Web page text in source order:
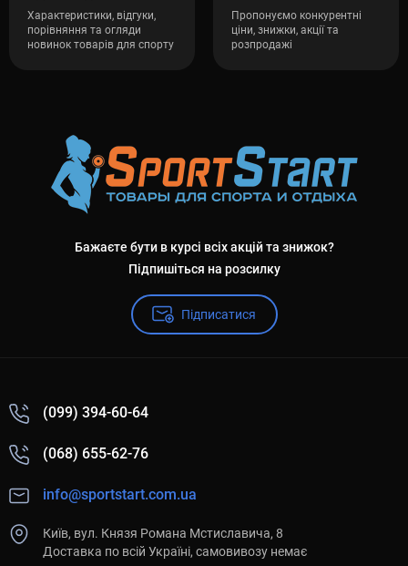
Характеристики, відгуки,
порівняння та огляди
новинок товарів для спорту
Пропонуємо конкурентні
ціни, знижки, акції та
розпродажі
Бажаєте бути в курсі всіх акцій та знижок?
Підпишіться на розсилку
Підписатися
(099) 394-60-64
(068) 655-62-76
info@sportstart.com.ua
Київ, вул. Князя Романа Мстиславича, 8
Доставка по всій Україні, самовивозу немає